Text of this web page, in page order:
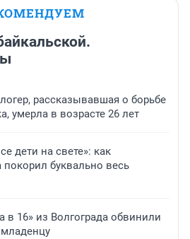
рассказывавшая о борьбе
умерла в возрасте 26 лет
дети на свете»: как
буквально весь
в 16» из Волгограда обвинили
младенцу